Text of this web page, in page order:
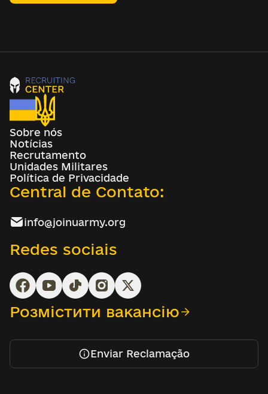
Sobre nós
Notícias
Recrutamento
Unidades Militares
Política de Privacidade
Central de Contato:
info@joinuarmy.org
Redes sociais
Розмістити вакансію
Enviar Reclamação